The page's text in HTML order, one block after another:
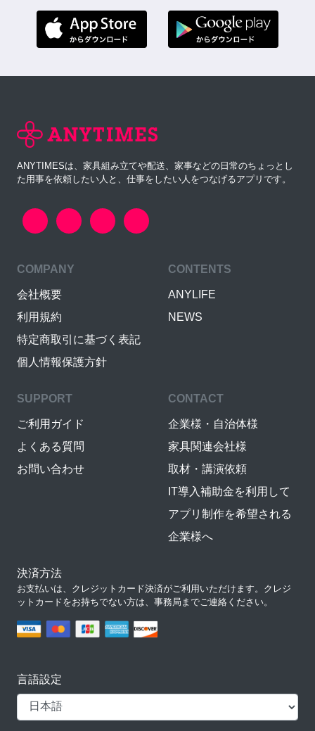
ANYTIMESは、家具組み立てや配送、家事などの日常のちょっとし
た用事を依頼したい人と、仕事をしたい人をつなげるアプリです。
COMPANY
会社概要
利用規約
特定商取引に基づく表記
個人情報保護方針
CONTENTS
ANYLIFE
NEWS
SUPPORT
ご利用ガイド
よくある質問
お問い合わせ
CONTACT
企業様・自治体様
家具関連会社様
取材・講演依頼
IT導入補助金を利用して
アプリ制作を希望される
企業様へ
決済方法
お支払いは、クレジットカード決済がご利用いただけます。クレジ
ットカードをお持ちでない方は、事務局までご連絡ください。
言語設定